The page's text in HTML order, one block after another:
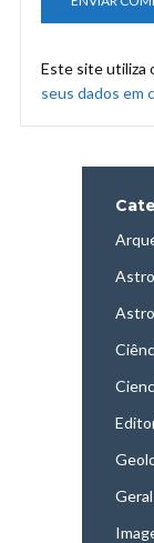
Este site utiliza
seus dados em
Geral